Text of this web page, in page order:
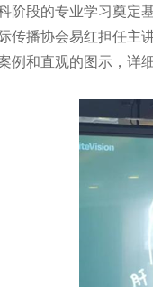
阶段的专业学习奠定基
传播协会易红担任主
例和直观的图示，详